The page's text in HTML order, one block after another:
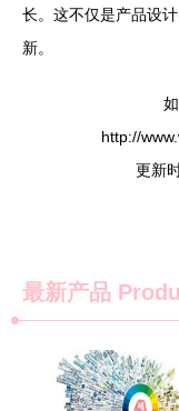
长。这不仅是产品设
新。
http://
更新
最新产品